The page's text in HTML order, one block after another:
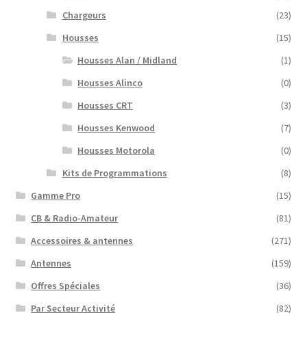
Chargeurs
(23)
Housses
(15)
Housses Alan / Midland
(1)
Housses Alinco
(0)
Housses CRT
(3)
Housses Kenwood
(7)
Housses Motorola
(0)
Kits de Programmations
(8)
Gamme Pro
(15)
CB & Radio-Amateur
(81)
Accessoires & antennes
(271)
Antennes
(159)
Offres Spéciales
(36)
Par Secteur Activité
(82)